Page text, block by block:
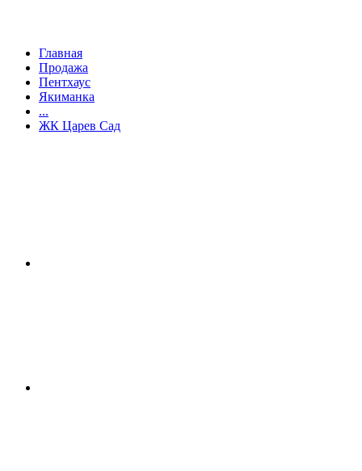
Главная
Продажа
Пентхаус
Якиманка
...
ЖК Царев Сад